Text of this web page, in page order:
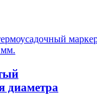
диаметра